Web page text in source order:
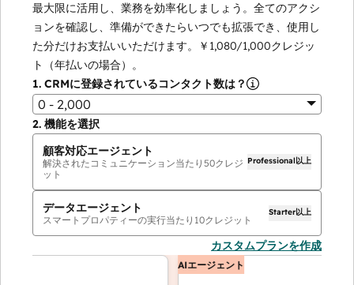
最大限に活用し、業務を効率化しましょう。全てのアクシ
ョンを確認し、準備ができたらいつでも拡張でき、使用し
た分だけお支払いいただけます。
￥1,080/1,000クレジッ
ト（年払いの場合）。
1. CRMに登録されているコンタクト数は？
0 - 2,000
2. 機能を選択
顧客対応エージェント
解決されたコミュニケーション当たり 50クレジ
ット
Professional以上
データエージェント
スマートプロパティーの実行当たり 10クレジット
Starter以上
カスタムプランを作成
AIエージェント